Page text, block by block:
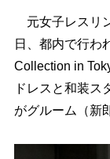
元女子レスリ
日、都内で行わ
Collection in
ドレスと和装ス
がグルーム（新